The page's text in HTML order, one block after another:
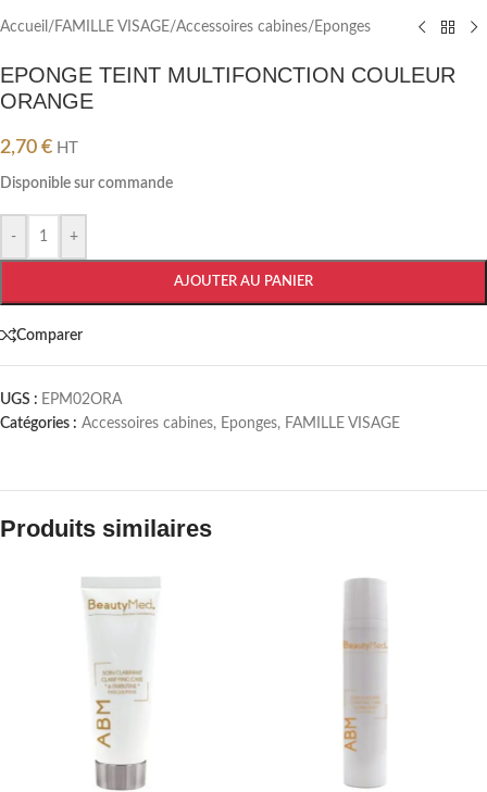
Accueil / FAMILLE VISAGE/Accessoires cabines/ Eponges
EPONGE TEINT MULTIFONCTION COULEUR
ORANGE
2,70 € HT
Disponible sur commande
- +
AJOUTER AU PANIER
Comparer
UGS : EPM02ORA
Catégories : Accessoires cabines, Eponges, FAMILLE VISAGE
Produits similaires